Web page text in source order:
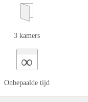
3 kamers
∞
Onbepaalde tijd